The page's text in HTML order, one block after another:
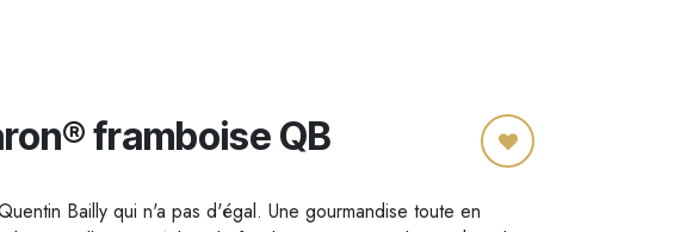
framboise QB
Bailly qui n'a pas d'égal. Une gourmandise toute en